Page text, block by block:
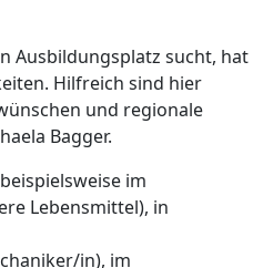
Ausbildungsplatz sucht, hat
Hilfreich sind hier
und regionale
Bagger.
im
Lebensmittel), in
in), im